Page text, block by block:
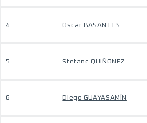
4 Oscar BASANTES
5 Stefano QUIÑONEZ
6 Diego GUAYASAMÍN